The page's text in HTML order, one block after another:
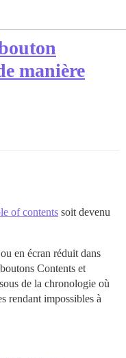
manière
of contents soit devenu
en écran réduit dans
Contents et
de la chronologie où
rendant impossibles à